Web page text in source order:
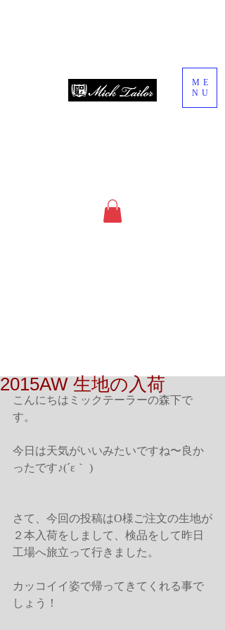
ME
NU
2015AW 生地の入荷
こんにちはミックテーラーの森下で
す。
今日は天気がいいみたいですね〜良か
ったです♪(´ε｀ )
さて、今回の投稿はO様ご注文の生地が
２本入荷をしまして、検品をして昨日
工場へ旅立って行きました。
カッコイイ姿で帰ってきてくれる事で
しょう！